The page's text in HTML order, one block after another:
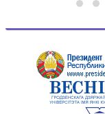
научной
выступил...